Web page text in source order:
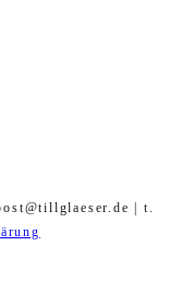
| t.